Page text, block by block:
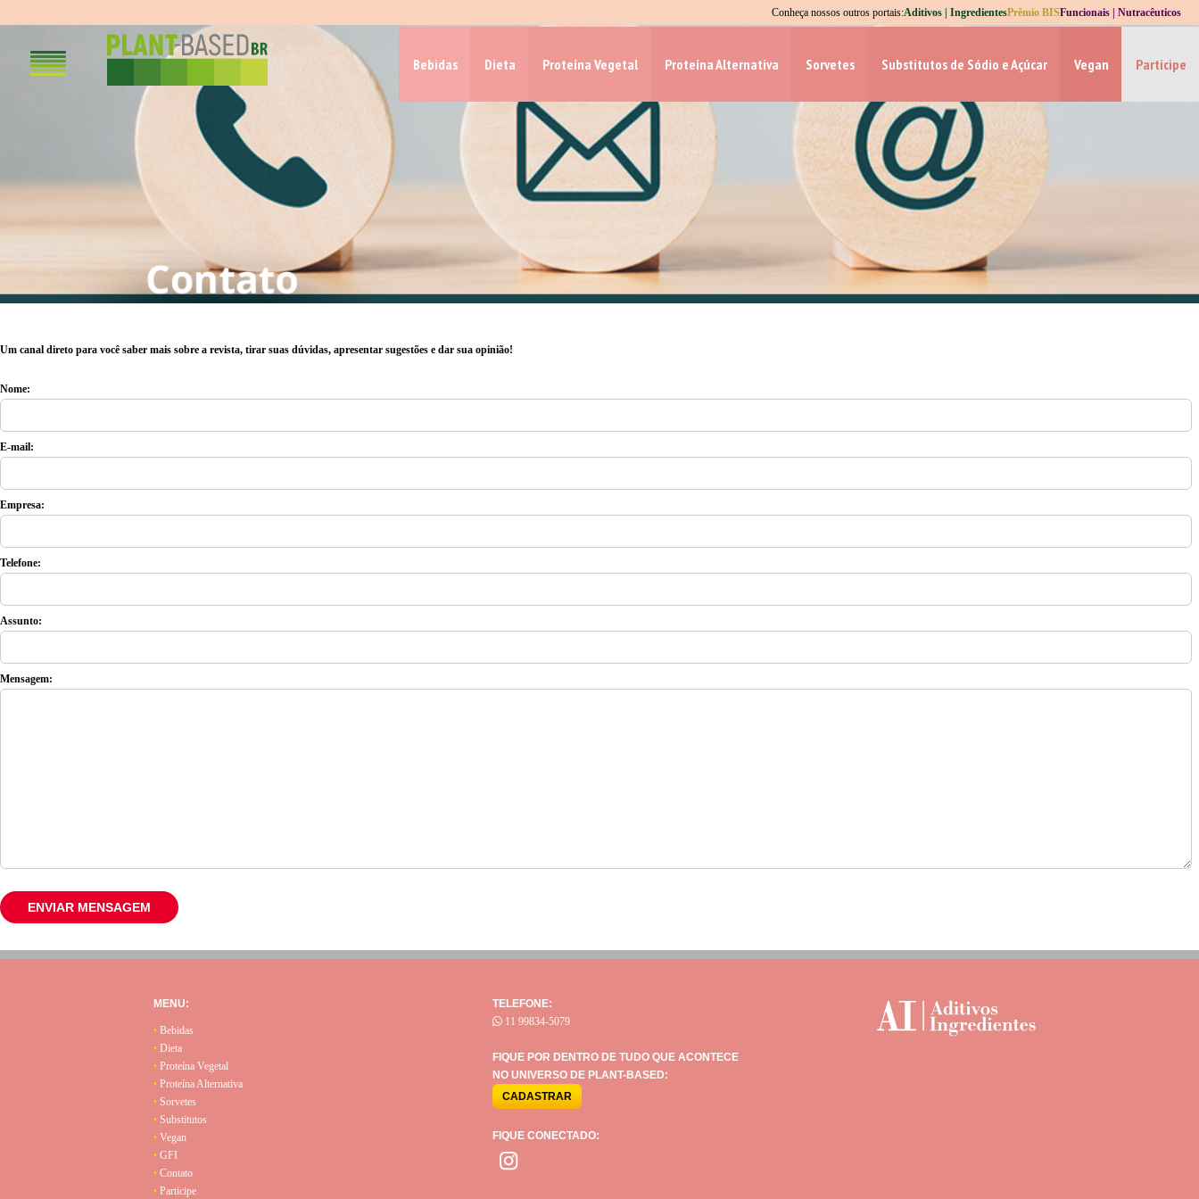
Conheça nossos outros portais:Aditivos | IngredientesPrêmio BISFuncionais | Nutracêuticos
Bebidas Dieta Proteína Vegetal Proteína Alternativa Sorvetes Substitutos de Sódio e Açúcar Vegan Participe
Um canal direto para você saber mais sobre a revista, tirar suas dúvidas, apresentar sugestões e dar sua opinião!
Nome:
E-mail:
Empresa:
Telefone:
Assunto:
Mensagem:
MENU:
• Bebidas
• Dieta
• Proteína Vegetal
• Proteína Alternativa
• Sorvetes
• Substitutos
• Vegan
• GFI
• Contato
• Participe
TELEFONE:
11 99834-5079
FIQUE POR DENTRO DE TUDO QUE ACONTECE
NO UNIVERSO DE PLANT-BASED:
FIQUE CONECTADO: